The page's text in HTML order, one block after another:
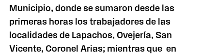
Municipio, donde se sumaron desde las
primeras horas los trabajadores de las
localidades de Lapachos, Ovejería, San
Vicente, Coronel Arias; mientras que en